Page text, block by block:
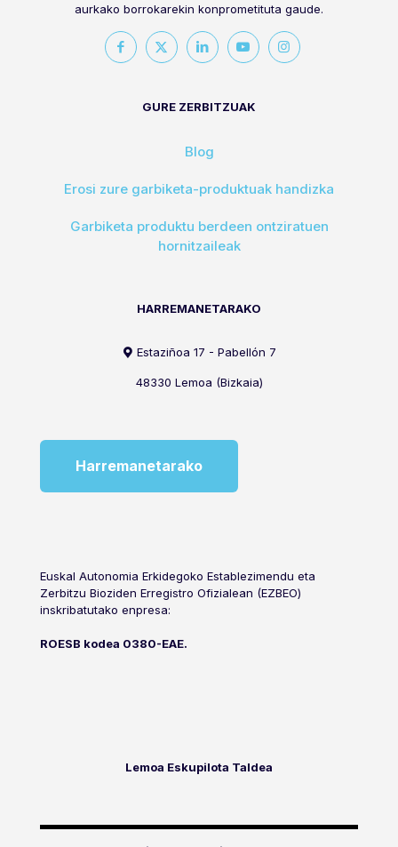
aurkako borrokarekin konprometituta gaude.
GURE ZERBITZUAK
Blog
Erosi zure garbiketa-produktuak handizka
Garbiketa produktu berdeen ontziratuen
hornitzaileak
HARREMANETARAKO
Estaziñoa 17 - Pabellón 7
48330 Lemoa (Bizkaia)
Harremanetarako
Euskal Autonomia Erkidegoko Establezimendu eta
Zerbitzu Bioziden Erregistro Ofizialean (EZBEO)
inskribatutako enpresa:
ROESB kodea 0380-EAE.
Lemoa Eskupilota Taldea